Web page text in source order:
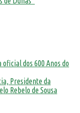
dos 600 Anos do
Presidente da
Rebelo de Sousa